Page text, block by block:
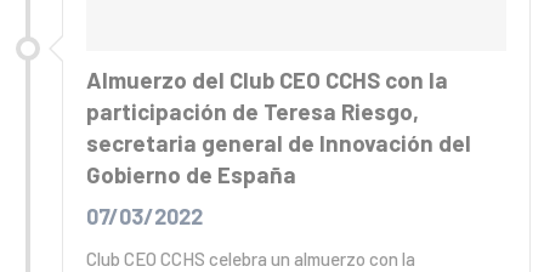
Almuerzo del Club CEO CCHS con la
participación de Teresa Riesgo,
secretaria general de Innovación del
Gobierno de España
07/03/2022
Club CEO CCHS celebra un almuerzo con la